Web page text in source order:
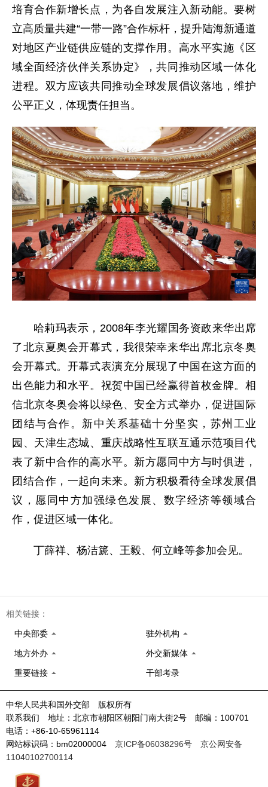
培育合作新增长点，为各自发展注入新动能。要树
立高质量共建“一带一路”合作标杆，提升陆海新通道
对地区产业链供应链的支撑作用。高水平实施《区
域全面经济伙伴关系协定》，共同推动区域一体化
进程。双方应该共同推动全球发展倡议落地，维护
公平正义，体现责任担当。
哈莉玛表示，2008年李光耀国务资政来华出席
了北京夏奥会开幕式，我很荣幸来华出席北京冬奥
会开幕式。开幕式表演充分展现了中国在这方面的
出色能力和水平。祝贺中国已经赢得首枚金牌。相
信北京冬奥会将以绿色、安全方式举办，促进国际
团结与合作。新中关系基础十分坚实，苏州工业
园、天津生态城、重庆战略性互联互通示范项目代
表了新中合作的高水平。新方愿同中方与时俱进，
团结合作，一起向未来。新方积极看待全球发展倡
议，愿同中方加强绿色发展、数字经济等领域合
作，促进区域一体化。
丁薛祥、杨洁篪、王毅、何立峰等参加会见。
相关链接：
中央部委 驻外机构
地方外办 外交新媒体
重要链接 干部考录
中华人民共和国外交部 版权所有
联系我们 地址：北京市朝阳区朝阳门南大街2号 邮编：100701
电话：+86-10-65961114
网站标识码：bm02000004 京ICP备06038296号
京公网安备
11040102700114